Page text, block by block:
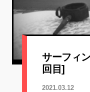
サーフィ
回目]
2021.03.12